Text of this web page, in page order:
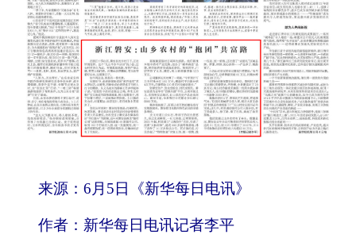
来源：6月5日《新华每日电讯》
作者：新华每日电讯记者李平